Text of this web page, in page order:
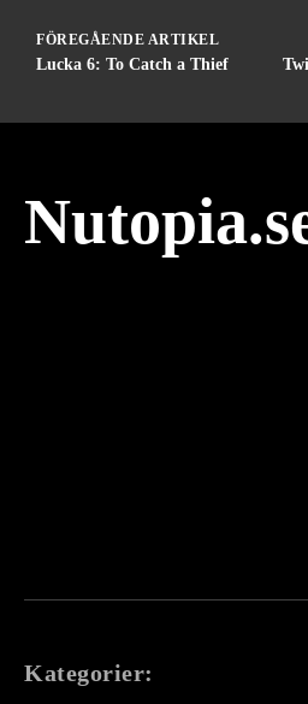
FÖREGÅENDE ARTIKEL
Lucka 6: To Catch a Thief
Kategorier: